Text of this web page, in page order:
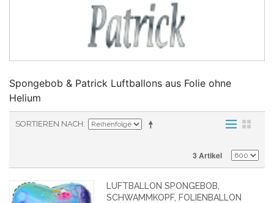
Spongebob & Patrick Luftballons aus Folie ohne
Helium
SORTIEREN NACH
3 Artikel
LUFTBALLON SPONGEBOB,
SCHWAMMKOPF, FOLIENBALLON